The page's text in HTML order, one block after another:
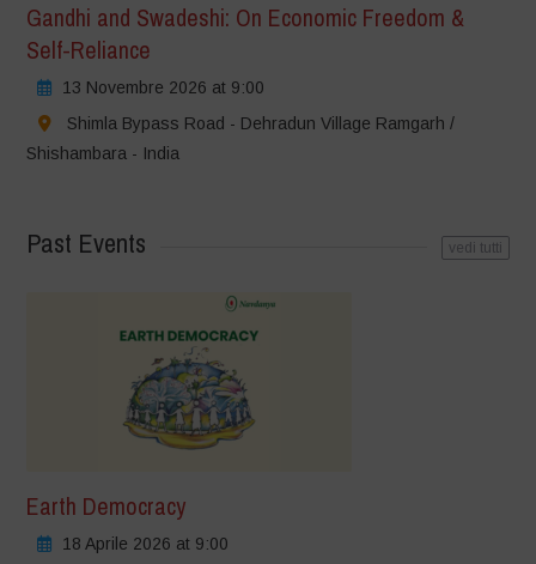
Gandhi and Swadeshi: On Economic Freedom &
Self-Reliance
13 Novembre 2026 at 9:00
Shimla Bypass Road - Dehradun Village Ramgarh /
Shishambara - India
Past Events vedi tutti
Earth Democracy
18 Aprile 2026 at 9:00